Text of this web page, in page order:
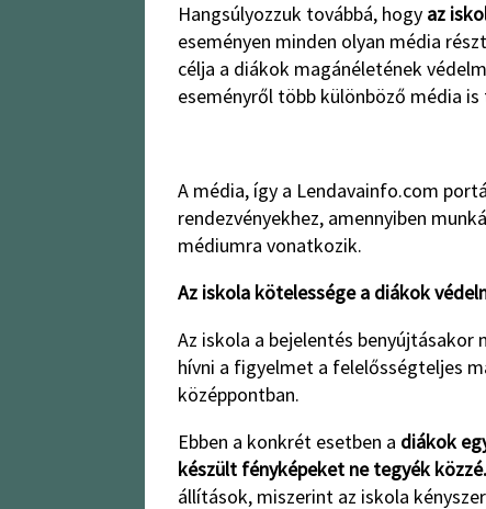
Hangsúlyozzuk továbbá, hogy az
eseményen minden olyan média
célja a diákok magánéletének
eseményről több különböző média
A média, így a Lendavainfo.com
rendezvényekhez, amennyiben
médiumra vonatkozik.
Az iskola kötelessége a diákok
Az iskola a bejelentés
hívni a figyelmet a felelősségteljes
középpontban.
Ebben a konkrét esetben a diákok
készült fényképeket ne tegyék közzé.
állítások, miszerint az iskola